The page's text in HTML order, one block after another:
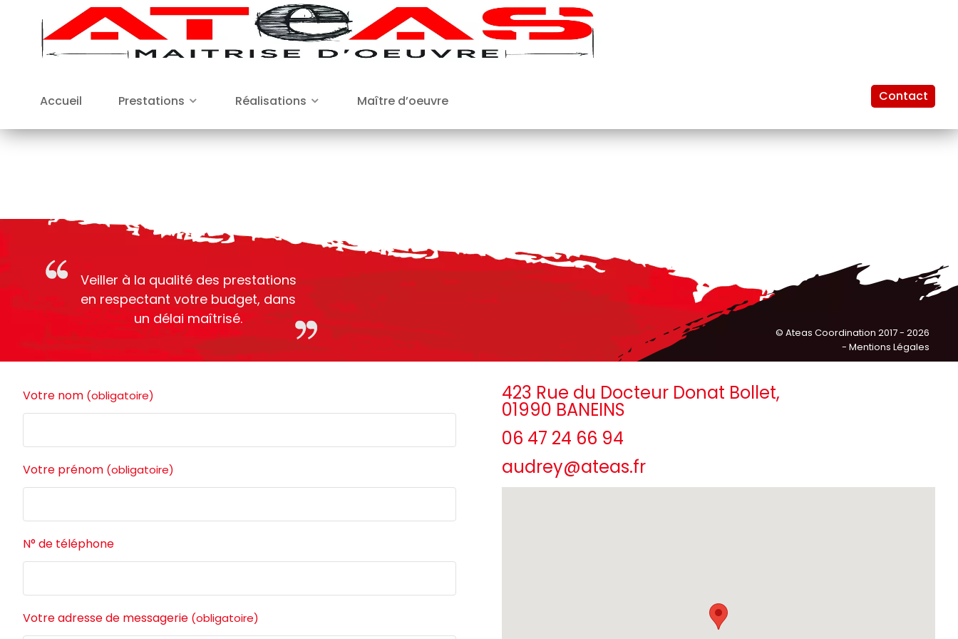
Accueil Prestations Réalisations Maître d’oeuvre Contact
Veiller à la qualité des prestations
en respectant votre budget, dans
un délai maîtrisé.
© Ateas Coordination 2017 - 2026
- Mentions Légales
Votre nom (obligatoire)
Votre prénom (obligatoire)
N° de téléphone
Votre adresse de messagerie (obligatoire)
423 Rue du Docteur Donat Bollet,
01990 BANEINS
06 47 24 66 94
audrey@ateas.fr